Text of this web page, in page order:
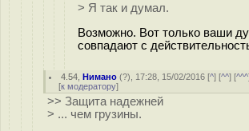
> Я так и думал.
Возможно. Вот только ваши
совпадают с
4.54 ,Нимано (?), 17:28, 15/02/2016 [^] [^^] [^^^
[к модератору]
>> Защита надежней
> ... чем грузины.